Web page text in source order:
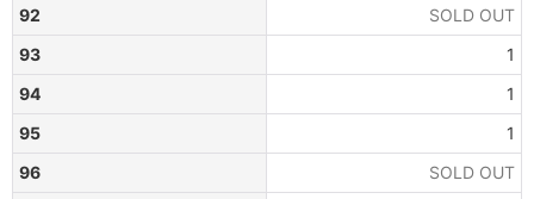
92
SOLD OUT
93
1
94
1
95
1
96
SOLD OUT